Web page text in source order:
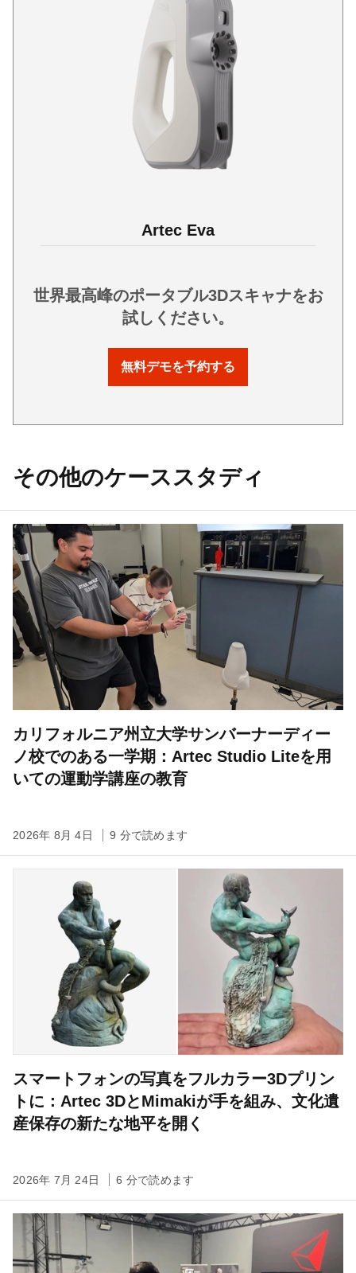
Artec Eva
世界最高峰のポータブル3Dスキャナをお
試しください。
無料デモを予約する
その他のケーススタディ
カリフォルニア州立大学サンバーナーディー
ノ校でのある一学期：Artec Studio Liteを用
いての運動学講座の教育
2026年 8月 4日 9 分で読めます
スマートフォンの写真をフルカラー3Dプリン
トに：Artec 3DとMimakiが手を組み、文化遺
産保存の新たな地平を開く
2026年 7月 24日 6 分で読めます